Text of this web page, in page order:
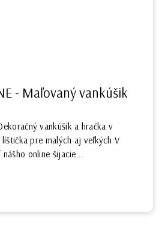
- Maľovaný vankúšik
vankúšik a hračka v
pre malých aj veľkých V
online šijacie...